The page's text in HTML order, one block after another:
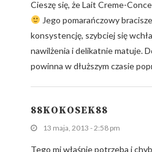
Cieszę się, że Lait Creme-
Jego pomarańczowy
konsystencję, szybciej się
nawilżenia i delikatnie matuje.
powinna w dłuższym czasie
88KOKOSEK88
13 maja, 2013 - 2:58 pm
Tego mi właśnie potrzeba i